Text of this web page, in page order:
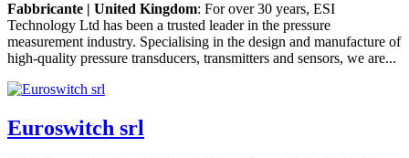
Fabbricante | United Kingdom: For over 30 years, ESI
Technology Ltd has been a trusted leader in the pressure
measurement industry. Specialising in the design and manufacture of
high-quality pressure transducers, transmitters and sensors, we are...
Euroswitch srl